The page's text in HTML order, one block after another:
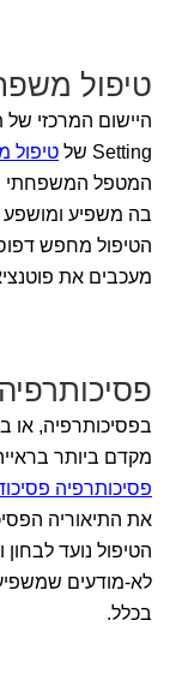
טיפול
היישום המרכזי
Setting של
טיפול
המטפל המשפחתי
בה משפיע ומושפע
הטיפול מחפש
מעכבים את
בפסיכותרפיה, או
מקדם ביותר
פסיכותרפיה
את התיאוריה
הטיפול נועד
לא-מודעים
בכלל.